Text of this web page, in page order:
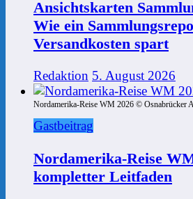
Ansichtskarten
Wie ein
Versandkosten spart
Redaktion 5. August 2026
Nordamerika-Reise WM 2026 © Osnabrücker
Gastbeitrag
Nordamerika-Reise
kompletter Leitfaden